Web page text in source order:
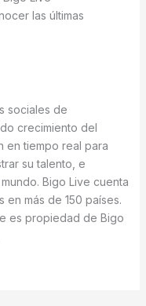
las últimas
sociales de
crecimiento del
en tiempo real para
su talento, e
Bigo Live cuenta
en más de 150 países.
es propiedad de Bigo